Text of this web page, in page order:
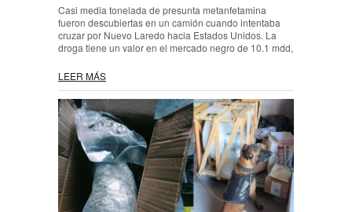
Casi media tonelada de presunta metanfetamina
fueron descubiertas en un camión cuando intentaba
cruzar por Nuevo Laredo hacia Estados Unidos. La
droga tiene un valor en el mercado negro de 10.1 mdd,
LEER MÁS